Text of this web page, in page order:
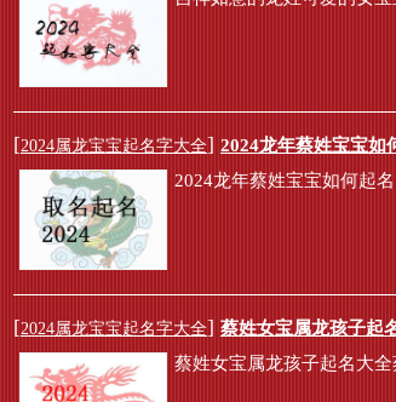
[2024属龙宝宝起名字大全] 2024龙年蔡姓宝宝如
2024龙年蔡姓宝宝如何起
[2024属龙宝宝起名字大全] 蔡姓女宝属龙孩子起
蔡姓女宝属龙孩子起名大